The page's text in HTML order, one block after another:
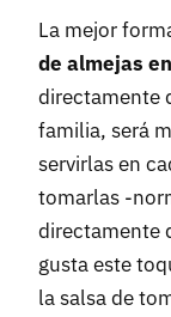
La mejor
de almejas
directamente
familia, será
servirlas en
tomarlas -
directamente
gusta este
la salsa de